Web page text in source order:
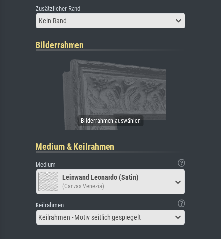
Zusätzlicher Rand
Kein Rand
Bilderrahmen
Medium & Keilrahmen
Medium
Leinwand Leonardo (Satin)
(Canvas Venezia)
Keilrahmen
Keilrahmen - Motiv seitlich gespiegelt